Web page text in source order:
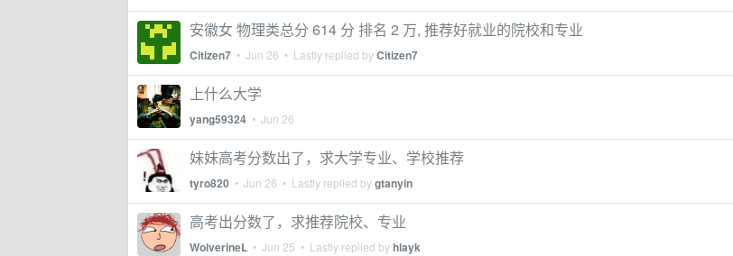
安徽女 物理类总分 614 分 排名 2 万, 推荐好就业的院校和专业
Citizen7 • Jun 26 • Lastly replied byCitizen7
上什么大学
yang59324 • Jun 26
妹妹高考分数出了，求大学专业、学校推荐
tyro820 • Jun 26 • Lastly replied bygtanyin
高考出分数了，求推荐院校、专业
WolverineL • Jun 25 • Lastly replied byhlayk